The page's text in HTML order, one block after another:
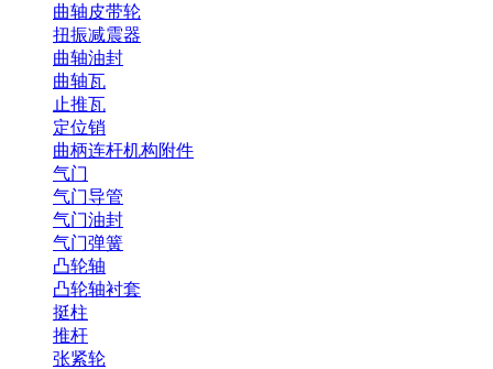
曲轴皮带轮
扭振减震器
曲轴油封
曲轴瓦
止推瓦
定位销
曲柄连杆机构附件
气门
气门导管
气门油封
气门弹簧
凸轮轴
凸轮轴衬套
挺柱
推杆
张紧轮